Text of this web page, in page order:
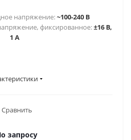
напряжение:~100-240 В
фиксированное:±16 В,
1 А
Сравнить
запросу